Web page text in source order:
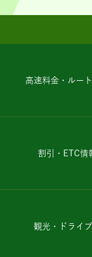
高速料金・ルー
割引・ETC情
観光・ドライ